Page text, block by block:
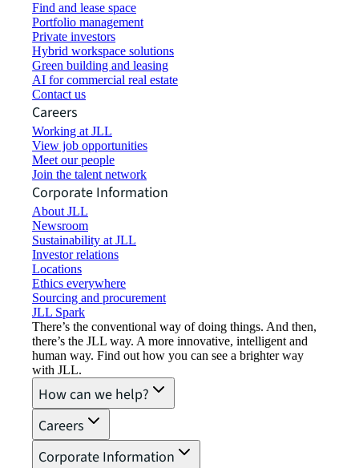
Find and lease space
Portfolio management
Private investors
Hybrid workspace solutions
Green building and leasing
AI for commercial real estate
Contact us
Careers
Working at JLL
View job opportunities
Meet our people
Join the talent network
Corporate Information
About JLL
Newsroom
Sustainability at JLL
Investor relations
Locations
Ethics everywhere
Sourcing and procurement
JLL Spark
There’s the conventional way of doing things. And then,
there’s the JLL way. A more innovative, intelligent and
human way. Find out how you can see a brighter way
with JLL.
How can we help?
Careers
Corporate Information